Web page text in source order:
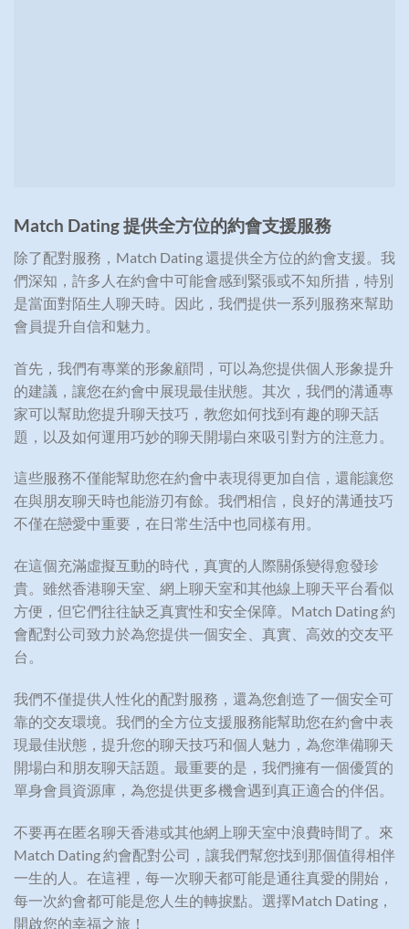
Match Dating提供全方位的約會支援服務
除了配對服務，Match Dating 還提供全方位的約會支援。我
們深知，許多人在約會中可能會感到緊張或不知所措，特別
是當面對陌生人聊天時。因此，我們提供一系列服務來幫助
會員提升自信和魅力。
首先，我們有專業的形象顧問，可以為您提供個人形象提升
的建議，讓您在約會中展現最佳狀態。其次，我們的溝通專
家可以幫助您提升聊天技巧，教您如何找到有趣的聊天話
題，以及如何運用巧妙的聊天開場白來吸引對方的注意力。
這些服務不僅能幫助您在約會中表現得更加自信，還能讓您
在與朋友聊天時也能游刃有餘。我們相信，良好的溝通技巧
不僅在戀愛中重要，在日常生活中也同樣有用。
在這個充滿虛擬互動的時代，真實的人際關係變得愈發珍
貴。雖然香港聊天室、網上聊天室和其他線上聊天平台看似
方便，但它們往往缺乏真實性和安全保障。Match Dating 約
會配對公司致力於為您提供一個安全、真實、高效的交友平
台。
我們不僅提供人性化的配對服務，還為您創造了一個安全可
靠的交友環境。我們的全方位支援服務能幫助您在約會中表
現最佳狀態，提升您的聊天技巧和個人魅力，為您準備聊天
開場白和朋友聊天話題。最重要的是，我們擁有一個優質的
單身會員資源庫，為您提供更多機會遇到真正適合的伴侶。
不要再在匿名聊天香港或其他網上聊天室中浪費時間了。來
Match Dating 約會配對公司，讓我們幫您找到那個值得相伴
一生的人。在這裡，每一次聊天都可能是通往真愛的開始，
每一次約會都可能是您人生的轉捩點。選擇Match Dating，
開啟您的幸福之旅！